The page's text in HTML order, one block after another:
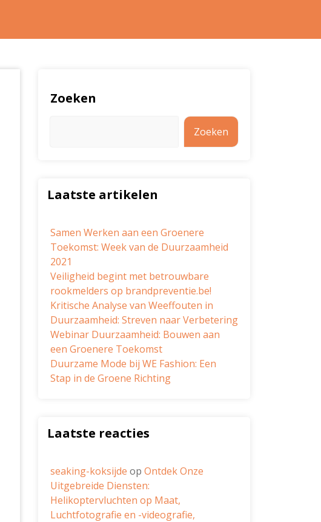
Zoeken
Zoeken
Laatste artikelen
Samen Werken aan een Groenere
Toekomst: Week van de Duurzaamheid
2021
Veiligheid begint met betrouwbare
rookmelders op brandpreventie.be!
Kritische Analyse van Weeffouten in
Duurzaamheid: Streven naar Verbetering
Webinar Duurzaamheid: Bouwen aan
een Groenere Toekomst
Duurzame Mode bij WE Fashion: Een
Stap in de Groene Richting
Laatste reacties
seaking-koksijde op Ontdek Onze
Uitgebreide Diensten:
Helikoptervluchten op Maat,
Luchtfotografie en -videografie,